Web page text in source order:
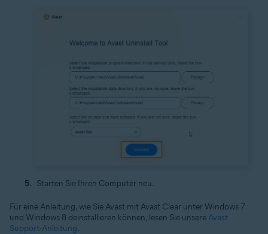
Starten Sie Ihren Computer neu.
Für eine Anleitung, wie Sie Avast mit Avast Clear unter Windows 7
und Windows 8 deinstallieren können, lesen Sie unsere Avast
Support-Anleitung.